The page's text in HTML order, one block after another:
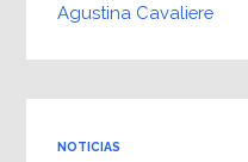
Agustina Cavaliere
NOTICIAS